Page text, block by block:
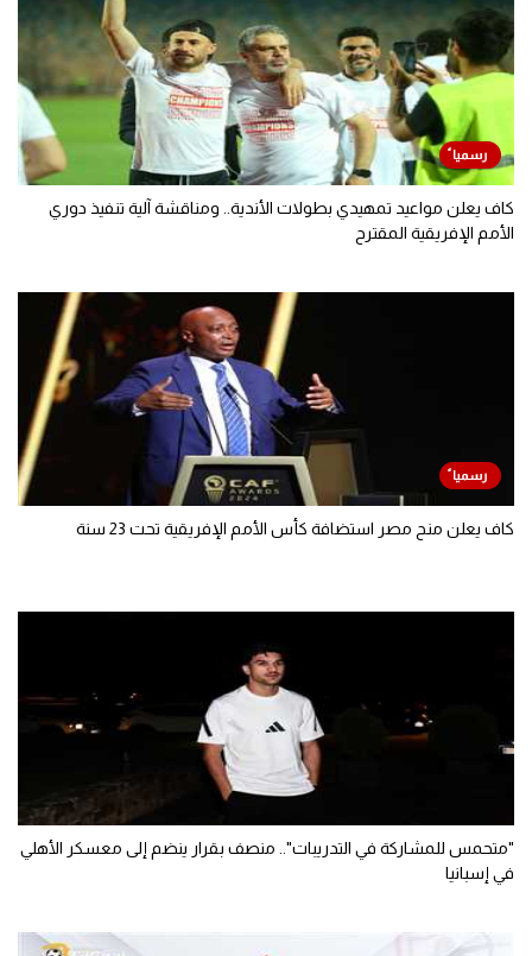
كاف يعلن مواعيد تمهيدي بطولات الأندية.. ومناقشة آلية تنفيذ دوري
الأمم الإفريقية المقترح
كاف يعلن منح مصر استضافة كأس الأمم الإفريقية تحت 23 سنة
"متحمس للمشاركة في التدريبات".. منصف بقرار ينضم إلى معسكر الأهلي
في إسبانيا